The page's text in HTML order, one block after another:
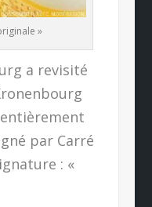
»
a revisité
par Carré
: «